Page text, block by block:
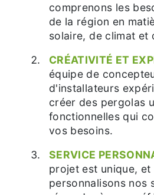
comprenons les
de la région en
solaire, de climat et
CRÉATIVITÉ ET
équipe de
d'installateurs
créer des pergolas
fonctionnelles qui
vos besoins.
SERVICE
projet est unique, et
personnalisons nos